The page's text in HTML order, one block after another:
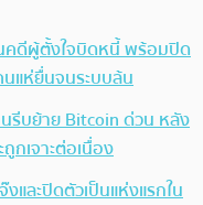
คดีผู้ตั้งใจบิดหนี้ พร้อมปิด
แห่ยื่นจนระบบล้น
รีบย้าย Bitcoin ด่วน หลัง
กเจาะต่อเนื่อง
และปิดตัวเป็นแห่งแรกใน